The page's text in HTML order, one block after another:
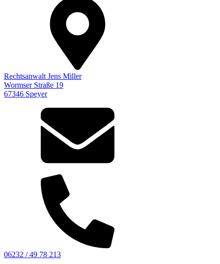
Rechtsanwalt Jens Miller
Wormser Straße 19
67346 Speyer
06232 / 49 78 213